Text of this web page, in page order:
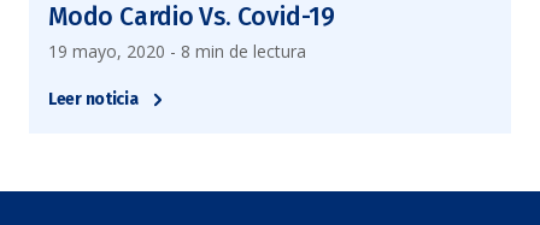
Modo Cardio Vs. Covid-19
19 mayo, 2020 - 8 min de lectura
Leer noticia